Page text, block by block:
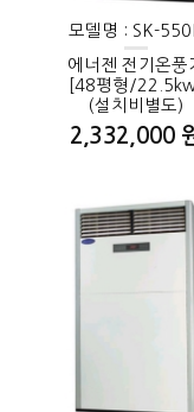
모델명 : SK-
에너젠 전기온풍
[48평형/
(설치비별도)
2,332,000